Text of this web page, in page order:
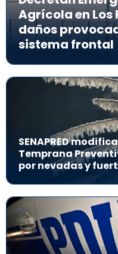
Agrícola en Los
daños
sistema frontal
SENAPRED
Temprana
por nevadas y